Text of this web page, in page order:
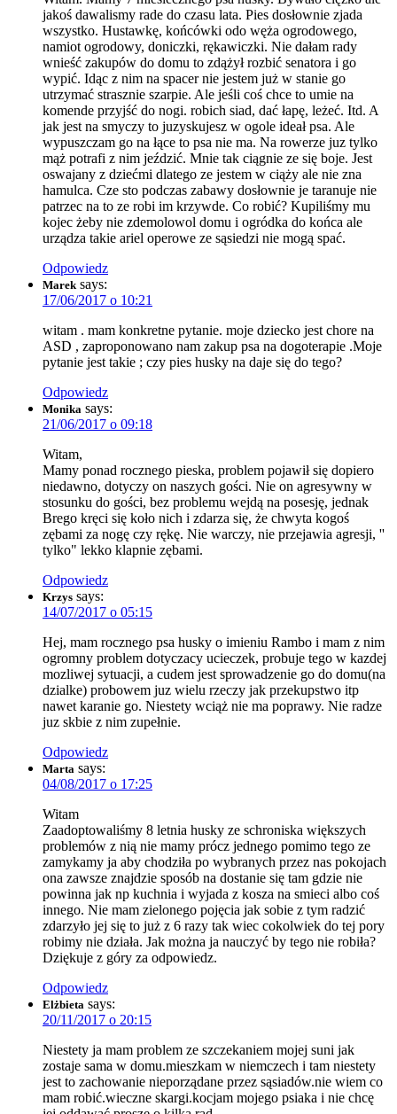
jakoś dawalismy rade do czasu lata. Pies dosłownie zjada
wszystko. Hustawkę, końcówki odo węża ogrodowego,
namiot ogrodowy, doniczki, rękawiczki. Nie dałam rady
wnieść zakupów do domu to zdążył rozbić senatora i go
wypić. Idąc z nim na spacer nie jestem już w stanie go
utrzymać strasznie szarpie. Ale jeśli coś chce to umie na
komende przyjść do nogi. robich siad, dać łapę, leżeć. Itd. A
jak jest na smyczy to juzyskujesz w ogole ideał psa. Ale
wypuszczam go na łące to psa nie ma. Na rowerze juz tylko
mąż potrafi z nim jeździć. Mnie tak ciągnie ze się boje. Jest
oswajany z dziećmi dlatego ze jestem w ciąży ale nie zna
hamulca. Cze sto podczas zabawy dosłownie je taranuje nie
patrzec na to ze robi im krzywde. Co robić? Kupiliśmy mu
kojec żeby nie zdemolowol domu i ogródka do końca ale
urządza takie ariel operowe ze sąsiedzi nie mogą spać.
Odpowiedz
Marek says:
17/06/2017 o 10:21
witam . mam konkretne pytanie. moje dziecko jest chore na
ASD , zaproponowano nam zakup psa na dogoterapie .Moje
pytanie jest takie ; czy pies husky na daje się do tego?
Odpowiedz
Monika says:
21/06/2017 o 09:18
Witam,
Mamy ponad rocznego pieska, problem pojawił się dopiero
niedawno, dotyczy on naszych gości. Nie on agresywny w
stosunku do gości, bez problemu wejdą na posesję, jednak
Brego kręci się koło nich i zdarza się, że chwyta kogoś
zębami za nogę czy rękę. Nie warczy, nie przejawia agresji, ''
tylko" lekko klapnie zębami.
Odpowiedz
Krzys says:
14/07/2017 o 05:15
Hej, mam rocznego psa husky o imieniu Rambo i mam z nim
ogromny problem dotyczacy ucieczek, probuje tego w kazdej
mozliwej sytuacji, a cudem jest sprowadzenie go do domu(na
dzialke) probowem juz wielu rzeczy jak przekupstwo itp
nawet karanie go. Niestety wciąż nie ma poprawy. Nie radze
juz skbie z nim zupełnie.
Odpowiedz
Marta says:
04/08/2017 o 17:25
Witam
Zaadoptowaliśmy 8 letnia husky ze schroniska większych
problemów z nią nie mamy prócz jednego pomimo tego ze
zamykamy ja aby chodziła po wybranych przez nas pokojach
ona zawsze znajdzie sposób na dostanie się tam gdzie nie
powinna jak np kuchnia i wyjada z kosza na smieci albo coś
innego. Nie mam zielonego pojęcia jak sobie z tym radzić
zdarzyło jej się to już z 6 razy tak wiec cokolwiek do tej pory
robimy nie działa. Jak można ja nauczyć by tego nie robiła?
Dziękuje z góry za odpowiedz.
Odpowiedz
Elżbieta says:
20/11/2017 o 20:15
Niestety ja mam problem ze szczekaniem mojej suni jak
zostaje sama w domu.mieszkam w niemczech i tam niestety
jest to zachowanie nieporządane przez sąsiadów.nie wiem co
mam robić.wieczne skargi.kocjam mojego psiaka i nie chcę